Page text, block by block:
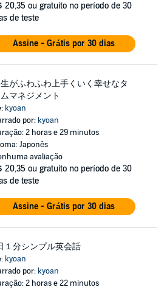
20,35 ou gratuito no período de 30
de teste
Assine - Grátis por 30 dias
生がふわふわ上手くいく幸せなタ
マネジメント
kyoan
por: kyoan
2 horas e 29 minutos
Japonês
avaliação
20,35 ou gratuito no período de 30
de teste
Assine - Grátis por 30 dias
１分シンプル英会話
kyoan
por: kyoan
2 horas e 22 minutos